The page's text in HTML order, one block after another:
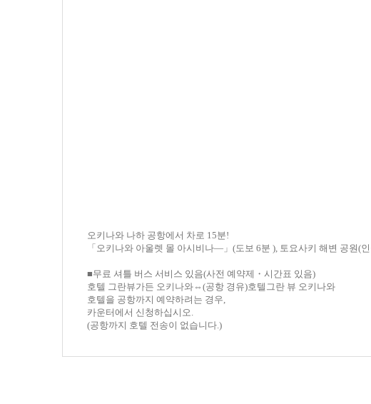
오키나와 나하 공항에서 차로 15분!
「오키나와 아울렛 몰 아시비나—」(도보 6분 ), 토요사키 해변 공원(
■무료 셔틀 버스 서비스 있음(사전 예약제・시간표 있음)
호텔 그란뷰가든 오키나와⇔(공항 경유)호텔그란 뷰 오키나와
호텔을 공항까지 예약하려는 경우,
카운터에서 신청하십시오.
(공항까지 호텔 전송이 없습니다.)